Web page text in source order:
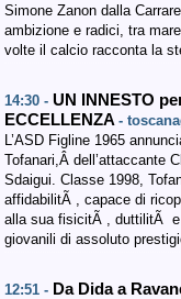
Simone Zanon dalla
ambizione e radici, tra
volte il calcio racconta la
14:30 - UN INNESTO
ECCELLENZA -
L’ASD Figline 1965
Tofanari,Â dell’attaccante
Sdaigui. Classe 1998,
affidabilitÃ , capace di
alla sua fisicitÃ , duttilitÃ e
giovanili di assoluto
12:51 - Da Dida a